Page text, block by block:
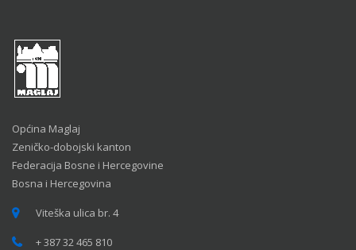
Općina Maglaj
Zeničko-dobojski kanton
Federacija Bosne i Hercegovine
Bosna i Hercegovina
Viteška ulica br. 4
+ 387 32 465 810